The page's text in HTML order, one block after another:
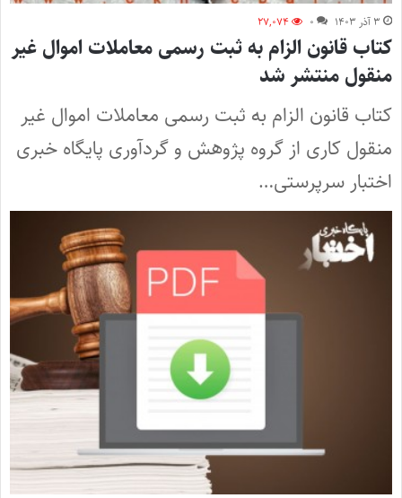
۳ آذر ۱۴۰۳ ۰ ۲۷,۰۷۴
کتاب قانون الزام به ثبت رسمی معاملات اموال غیر
منقول منتشر شد
کتاب قانون الزام به ثبت رسمی معاملات اموال غیر
منقول کاری از گروه پژوهش و گردآوری پایگاه خبری
اختبار سرپرستی…